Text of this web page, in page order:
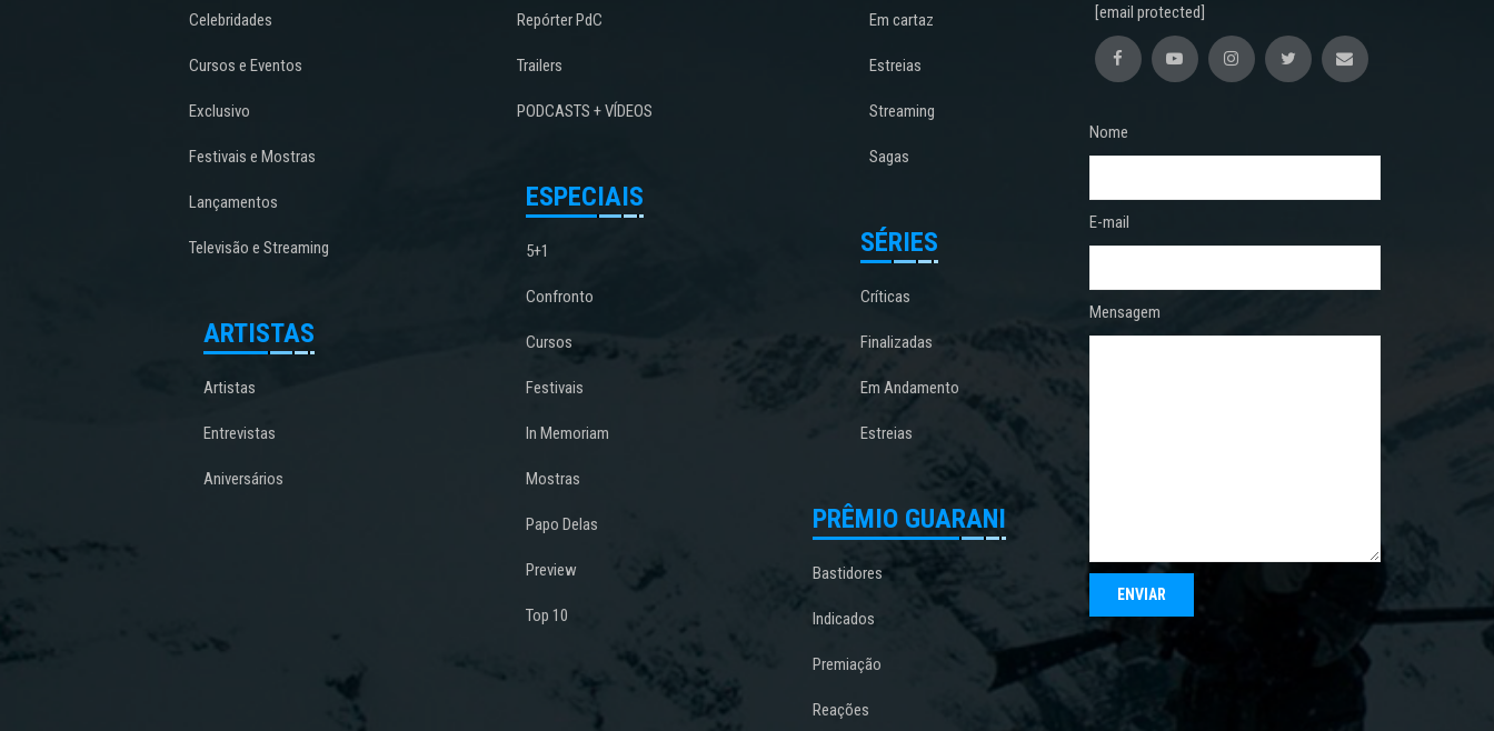
Celebridades
Cursos e Eventos
Exclusivo
Festivais e Mostras
Lançamentos
Televisão e Streaming
ARTISTAS
Artistas
Entrevistas
Aniversários
Repórter PdC
Trailers
PODCASTS + VÍDEOS
ESPECIAIS
5+1
Confronto
Cursos
Festivais
In Memoriam
Mostras
Papo Delas
Preview
Top 10
Em cartaz
Estreias
Streaming
Sagas
SÉRIES
Críticas
Finalizadas
Em Andamento
Estreias
PRÊMIO GUARANI
Bastidores
Indicados
Premiação
Reações
[email protected]
Nome
E-mail
Mensagem